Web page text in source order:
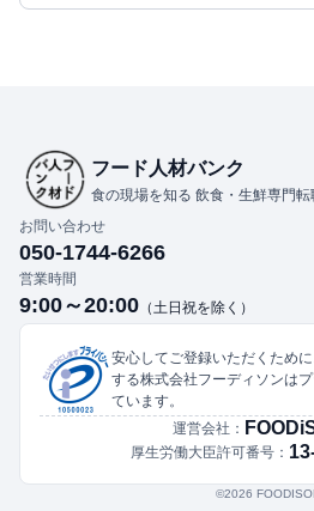
フード人材バンク
食の現場を知る 飲食・生鮮専門転
お問い合わせ
050-1744-6266
営業時間
9:00～20:00 （土日祝を除く）
安心してご登録いただくため
する株式会社フーディソンは
ています。
運営会社：
厚生労働大臣許可番号：
©︎2026